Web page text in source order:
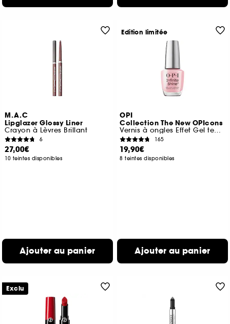
M.A.C
Lipglazer Glossy Liner
Crayon à Lèvres Brillant
6
27,00€
10 teintes disponibles
Ajouter au panier
OPI
Collection The New OPIcons
Vernis à ongles Effet Gel tenue jusqu'à 11 jours
165
19,90€
8 teintes disponibles
Ajouter au panier
Edition limitée
Exclu